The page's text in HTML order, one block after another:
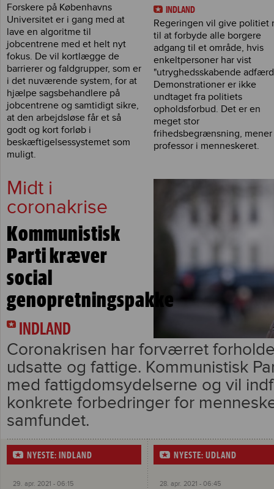
Forskere på Københavns
Universitet er i gang med at
lave en algoritme til
jobcentrene med et helt nyt
fokus. De vil kortlægge de
barrierer og faldgrupper, som er
i det nuværende system, for at
hjælpe sagsbehandlere på
jobcentrene og samtidigt sikre,
at den arbejdsløse får et så
godt og kort forløb i
beskæftigelsessystemet som
muligt.
INDLAND
Regeringen vil give politiet
til at forbyde alle borgere
adgang til et område, hvis
enkeltpersoner har vist
"utryghedsskabende
Demonstrationer er ikke
undtaget fra politiets
opholdsforbud. Det er en
meget stor
frihedsbegrænsning, mener
professor i menneskeret.
Midt i
coronakrise
Kommunistisk
Parti kræver
social
genopretningspakke
INDLAND
Coronakrisen har forværret
udsatte og fattige. Kommunistisk
med fattigdomsydelserne og vil
konkrete forbedringer for
samfundet.
NYESTE: INDLAND
29. apr. 2021 - 06:15
NYESTE: UDLAND
28. apr. 2021 - 06:45